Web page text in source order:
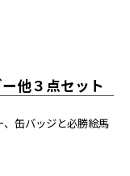
他３点セット
缶バッジと必勝絵馬